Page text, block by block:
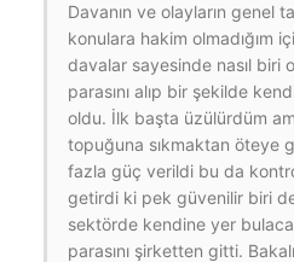
Davanın ve olayların genel
konulara hakim olmadığım
davalar sayesinde nasıl biri
parasını alıp bir şekilde
oldu. İlk başta üzülürdüm
topuğuna sıkmaktan öteye
fazla güç verildi bu da
getirdi ki pek güvenilir biri
sektörde kendine yer
parasını şirketten gitti.